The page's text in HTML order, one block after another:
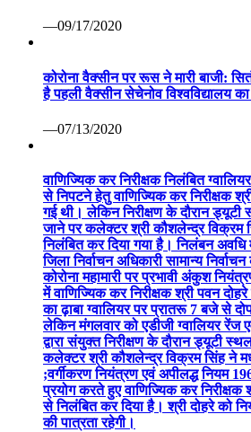
—09/17/2020
कोरोना वैक्सीन पर रूस ने मारी बाजी:
है पहली वैक्सीन सेचेनोव विश्वविद्यालय
—07/13/2020
वाणिज्यिक कर निरीक्षक निलंबित
से निपटने हेतु वाणिज्यिक कर निरीक्षक
गई थी। लेकिन निरीक्षण के दौरान ड्यूटी
जाने पर कलेक्टर श्री कौशलेन्द्र विक्रम
निलंबित कर दिया गया है। निलंबन
जिला निर्वाचन अधिकारी सामान्य
कोरोना महामारी पर प्रभावी अंकुश
में वाणिज्यिक कर निरीक्षक श्री पवन
का ढ़ाबा ग्वालियर पर प्रातरू 7 बजे से
लेकिन मंगलवार को एडीजी ग्वालियर रेंज
द्वारा संयुक्त निरीक्षण के दौरान ड्यूटी
कलेक्टर श्री कौशलेन्द्र विक्रम सिंह ने
;वर्गीकरण नियंत्रण एवं अपीलद्ध नियम
प्रयोग करते हुए वाणिज्यिक कर निरीक्षक
से निलंबित कर दिया है। श्री दोहरे को
की पात्रता रहेगी।